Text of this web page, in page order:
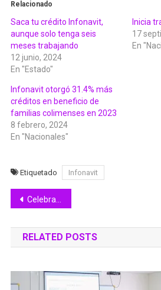
Relacionado
Saca tu crédito Infonavit,
aunque solo tenga seis
meses trabajando
12 junio, 2024
En "Estado"
Inicia
17
En
Infonavit otorgó 31.4% más
créditos en beneficio de
familias colimenses en 2023
8 febrero, 2024
En "Nacionales"
Etiquetado Infonavit
Navegación
de
entradas
Celebra Tecomán 500 aniversario de la fundación de la primitiva Villa de Coliman
RELATED POSTS